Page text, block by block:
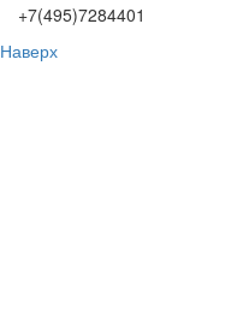
+7(495)7284401
Наверх